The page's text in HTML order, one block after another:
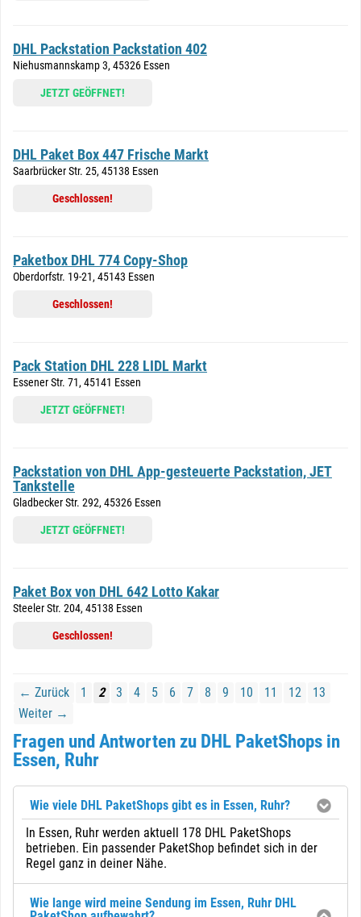
DHL Packstation Packstation 402
Niehusmannskamp 3, 45326 Essen
JETZT GEÖFFNET!
DHL Paket Box 447 Frische Markt
Saarbrücker Str. 25, 45138 Essen
Geschlossen!
Paketbox DHL 774 Copy-Shop
Oberdorfstr. 19-21, 45143 Essen
Geschlossen!
Pack Station DHL 228 LIDL Markt
Essener Str. 71, 45141 Essen
JETZT GEÖFFNET!
Packstation von DHL App-gesteuerte Packstation, JET
Tankstelle
Gladbecker Str. 292, 45326 Essen
JETZT GEÖFFNET!
Paket Box von DHL 642 Lotto Kakar
Steeler Str. 204, 45138 Essen
Geschlossen!
← Zurück 1 2 3 4 5 6 7 8 9 10 11 12
13
Weiter →
Fragen und Antworten zu DHL PaketShops in
Essen, Ruhr
Wie viele DHL PaketShops gibt es in Essen, Ruhr?
In Essen, Ruhr werden aktuell 178 DHL PaketShops
betrieben. Ein passender PaketShop befindet sich in der
Regel ganz in deiner Nähe.
Wie lange wird meine Sendung im Essen, Ruhr DHL